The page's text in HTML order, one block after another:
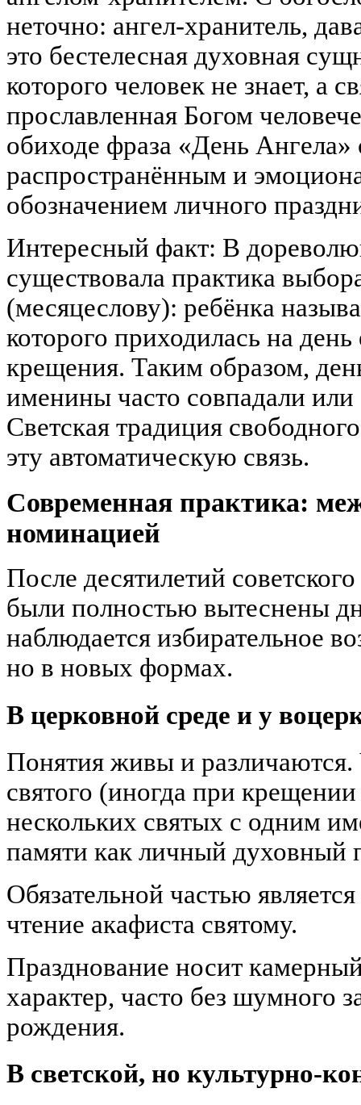
неточно: ангел-хранитель,
это бестелесная духовная
которого человек не знает, а
прославленная Богом
обиходе фраза «День Ангела»
распространённым и
обозначением личного
Интересный факт: В
существовала практика
(месяцеслову): ребёнка
которого приходилась на
крещения. Таким образом,
именины часто совпадали
Светская традиция
эту автоматическую связь.
Современная практика:
номинацией
После десятилетий
были полностью вытеснены
наблюдается избирательное
но в новых формах.
В церковной среде и у
Понятия живы и различаются.
святого (иногда при
нескольких святых с одним
памяти как личный духовный
Обязательной частью
чтение акафиста святому.
Празднование носит
характер, часто без шумного
рождения.
В светской, но культурно-